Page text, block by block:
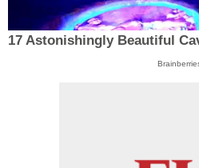
17 Astonishingly Beautiful